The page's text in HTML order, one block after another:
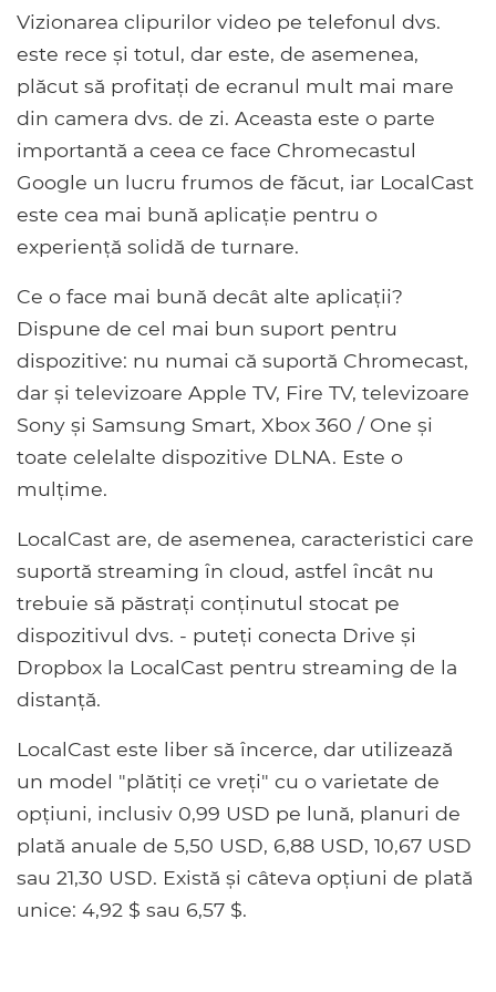
Vizionarea clipurilor video pe telefonul dvs.
este rece și totul, dar este, de asemenea,
plăcut să profitați de ecranul mult mai mare
din camera dvs. de zi. Aceasta este o parte
importantă a ceea ce face Chromecastul
Google un lucru frumos de făcut, iar LocalCast
este cea mai bună aplicație pentru o
experiență solidă de turnare.
Ce o face mai bună decât alte aplicații?
Dispune de cel mai bun suport pentru
dispozitive: nu numai că suportă Chromecast,
dar și televizoare Apple TV, Fire TV, televizoare
Sony și Samsung Smart, Xbox 360 / One și
toate celelalte dispozitive DLNA. Este o
mulțime.
LocalCast are, de asemenea, caracteristici care
suportă streaming în cloud, astfel încât nu
trebuie să păstrați conținutul stocat pe
dispozitivul dvs. - puteți conecta Drive și
Dropbox la LocalCast pentru streaming de la
distanță.
LocalCast este liber să încerce, dar utilizează
un model "plătiți ce vreți" cu o varietate de
opțiuni, inclusiv 0,99 USD pe lună, planuri de
plată anuale de 5,50 USD, 6,88 USD, 10,67 USD
sau 21,30 USD. Există și câteva opțiuni de plată
unice: 4,92 $ sau 6,57 $.